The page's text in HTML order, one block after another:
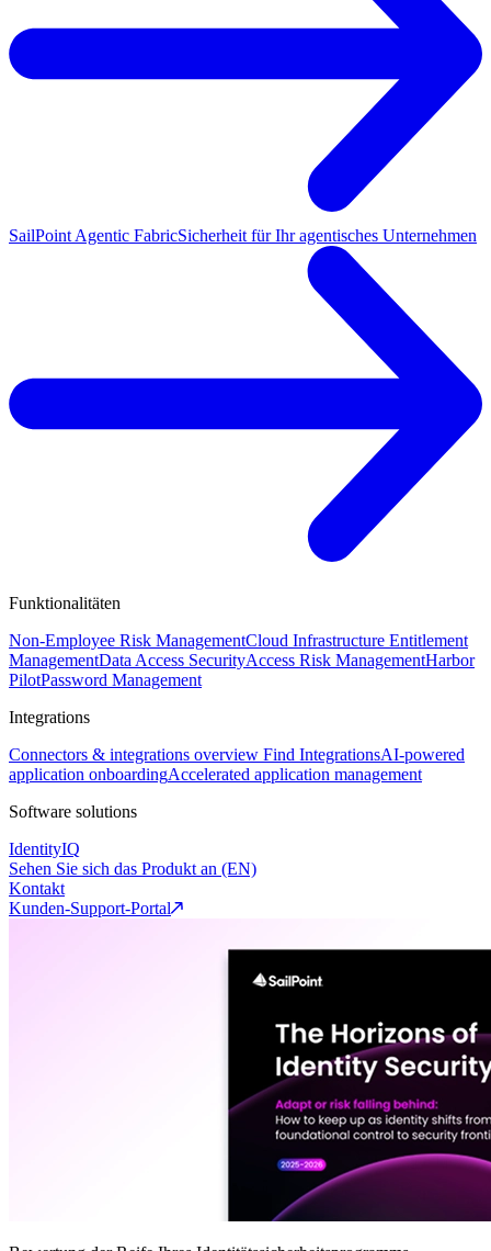
SailPoint Agentic FabricSicherheit für Ihr agentisches Unternehmen
Funktionalitäten
Non-Employee Risk ManagementCloud Infrastructure Entitlement
ManagementData Access SecurityAccess Risk ManagementHarbor
PilotPassword Management
Integrations
Connectors & integrations overview Find IntegrationsAI-powered
application onboardingAccelerated application management
Software solutions
IdentityIQ
Sehen Sie sich das Produkt an (EN)
Kontakt
Kunden-Support-Portal